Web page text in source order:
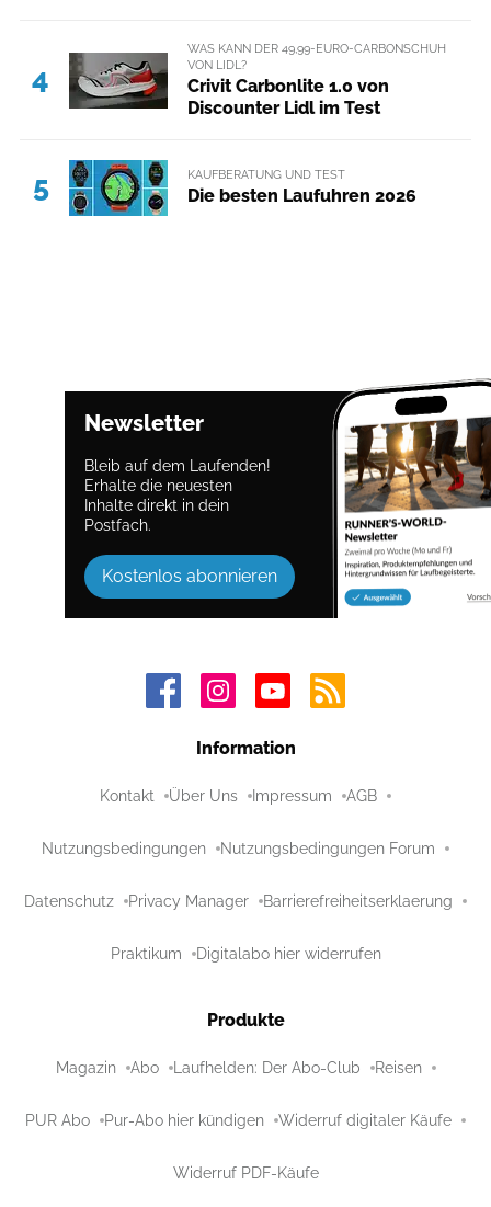
4
WAS KANN DER 49,99-EURO-CARBONSCHUH
VON LIDL?
Crivit Carbonlite 1.0 von
Discounter Lidl im Test
5 KAUFBERATUNG UND TEST
Die besten Laufuhren 2026
Newsletter
Bleib auf dem Laufenden!
Erhalte die neuesten
Inhalte direkt in dein
Postfach.
Kostenlos abonnieren
Information
Kontakt Über Uns Impressum AGB
Nutzungsbedingungen Nutzungsbedingungen Forum
Datenschutz Privacy Manager Barrierefreiheitserklaerung
Praktikum Digitalabo hier widerrufen
Produkte
Magazin Abo Laufhelden: Der Abo-Club Reisen
PUR Abo Pur-Abo hier kündigen Widerruf digitaler Käufe
Widerruf PDF-Käufe